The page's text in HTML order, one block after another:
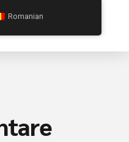
Romanian